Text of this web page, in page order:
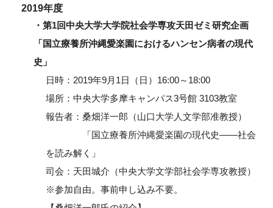
2019年度
・第1回中央大学大学院社会学専攻天田ゼミ研究企画
「国立療養所沖縄愛楽園におけるハンセン病者の現代
史」
日時：2019年9月1日（日）16:00～18:00
場所：中央大学多摩キャンパス3号館 3103教室
報告者：桑畑洋一郎（山口大学人文学部准教授）
「国立療養所沖縄愛楽園の現代史――社会
を読み解く」
司会：天田城介（中央大学文学部社会学専攻教授）
※参加自由。事前申し込み不要。